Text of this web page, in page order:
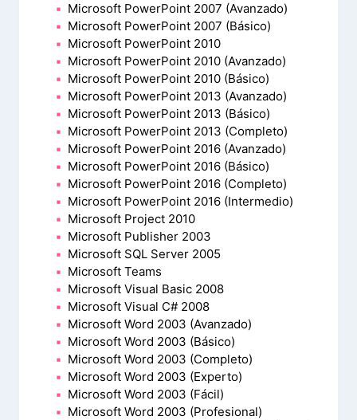
Microsoft PowerPoint 2007 (Avanzado)
Microsoft PowerPoint 2007 (Básico)
Microsoft PowerPoint 2010
Microsoft PowerPoint 2010 (Avanzado)
Microsoft PowerPoint 2010 (Básico)
Microsoft PowerPoint 2013 (Avanzado)
Microsoft PowerPoint 2013 (Básico)
Microsoft PowerPoint 2013 (Completo)
Microsoft PowerPoint 2016 (Avanzado)
Microsoft PowerPoint 2016 (Básico)
Microsoft PowerPoint 2016 (Completo)
Microsoft PowerPoint 2016 (Intermedio)
Microsoft Project 2010
Microsoft Publisher 2003
Microsoft SQL Server 2005
Microsoft Teams
Microsoft Visual Basic 2008
Microsoft Visual C# 2008
Microsoft Word 2003 (Avanzado)
Microsoft Word 2003 (Básico)
Microsoft Word 2003 (Completo)
Microsoft Word 2003 (Experto)
Microsoft Word 2003 (Fácil)
Microsoft Word 2003 (Profesional)